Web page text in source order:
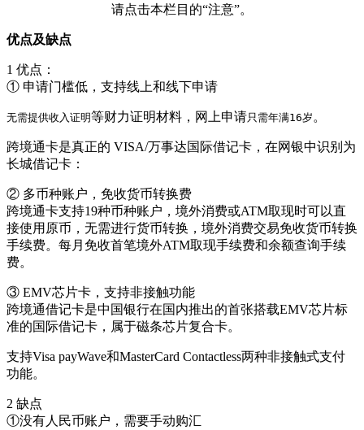
请点击本栏目的“注意”。
优点及缺点
1 优点：
① 申请门槛低，支持线上和线下申请
无需提供收入证明等财力证明材料，网上申请只需年满16岁 。
跨境通卡是真正的 VISA/万事达国际借记卡，在网银中识别为
长城借记卡：
② 多币种账户，免收货币转换费
跨境通卡支持19种币种账户，境外消费或ATM取现时可以直
接使用原币，无需进行货币转换，境外消费交易免收货币转换
手续费。每月免收首笔境外ATM取现手续费和余额查询手续
费。
③ EMV芯片卡，支持非接触功能
跨境通借记卡是中国银行在国内推出的首张搭载EMV芯片标
准的国际借记卡，属于磁条芯片复合卡。
支持Visa payWave和MasterCard Contactless两种非接触式支付
功能。
2 缺点
①没有人民币账户，需要手动购汇